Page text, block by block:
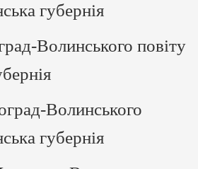
губернія
Волинського повіту
Волинського
губернія